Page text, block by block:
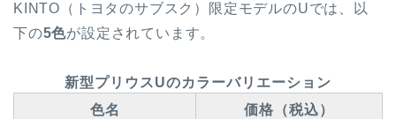
KINTO（トヨタのサブスク）限定モデルのUでは、以
下の5色が設定されています。
新型プリウスUのカラーバリエーション
色名
価格（税込）